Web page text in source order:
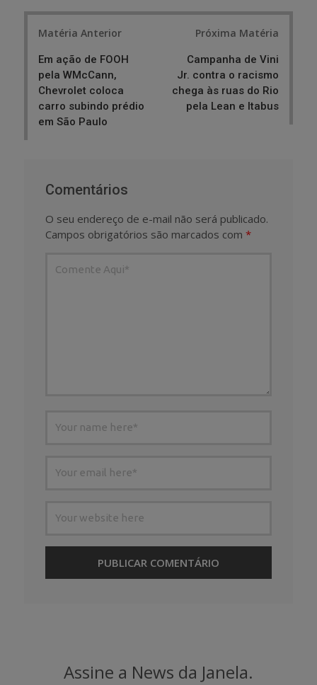
Matéria Anterior
Em ação de FOOH
pela WMcCann,
Chevrolet coloca
carro subindo prédio
em São Paulo
Próxima Matéria
Campanha de Vini
Jr. contra o racismo
chega às ruas do Rio
pela Lean e Itabus
Comentários
O seu endereço de e-mail não será publicado.
Campos obrigatórios são marcados com *
Assine a News da Janela.